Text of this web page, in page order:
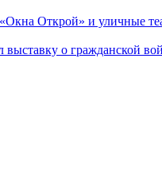
Открой» и уличные
выставку о гражданской